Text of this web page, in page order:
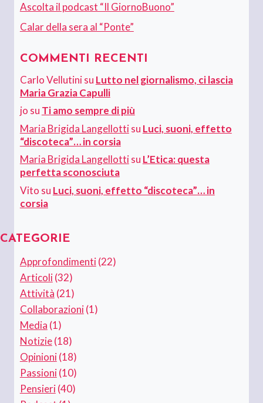
Ascolta il podcast “Il GiornoBuono”
Calar della sera al “Ponte”
COMMENTI RECENTI
Carlo Vellutinisu Lutto nel giornalismo, ci lascia
Maria Grazia Capulli
jo su Ti amo sempre di più
Maria Brigida Langellottisu Luci, suoni, effetto
“discoteca”… in corsia
Maria Brigida Langellottisu L’Etica: questa
perfetta sconosciuta
Vito su Luci, suoni, effetto “discoteca”… in
corsia
CATEGORIE
Approfondimenti(22)
Articoli(32)
Attività (21)
Collaborazioni(1)
Media (1)
Notizie(18)
Opinioni(18)
Passioni(10)
Pensieri(40)